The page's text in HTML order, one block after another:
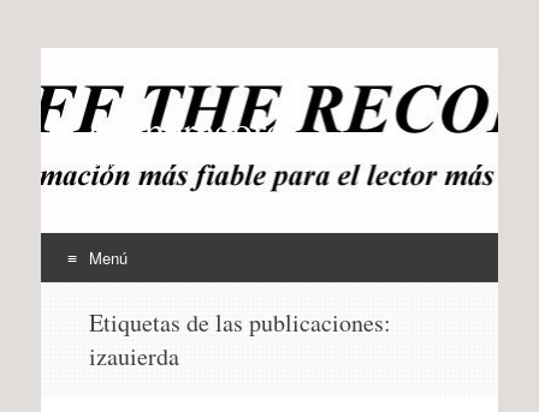
offtherecord
OTR
Menú
contenido
Etiquetas de las publicaciones:
izauierda